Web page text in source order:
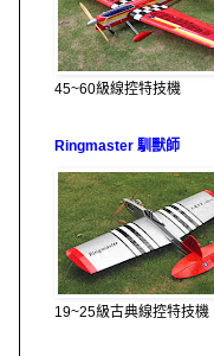
45~60級線控特技機
Ringmaster 馴獸師
19~25級古典線控特技機